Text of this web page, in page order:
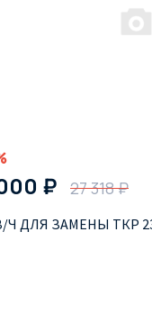
₽ 27 318 ₽
Ч ДЛЯ ЗАМЕНЫ ТКР